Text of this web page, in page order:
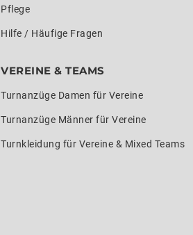
Pflege
Hilfe / Häufige Fragen
VEREINE & TEAMS
Turnanzüge Damen für Vereine
Turnanzüge Männer für Vereine
Turnkleidung für Vereine & Mixed Teams